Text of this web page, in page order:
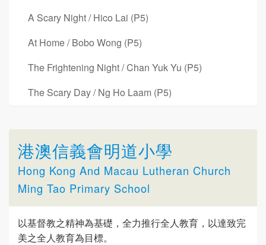
A Scary Night / Hico Lai (P5)
At Home / Bobo Wong (P5)
The Frightening Night / Chan Yuk Yu (P5)
The Scary Day / Ng Ho Laam (P5)
港澳信義會明道小學
Hong Kong And Macau Lutheran Church
Ming Tao Primary School
以基督教之精神為基礎，全力推行全人教育，以達致完
美之全人教育為目標。